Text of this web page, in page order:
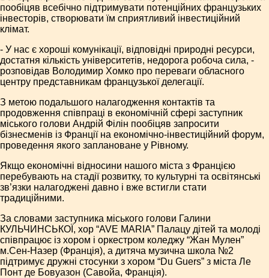
пообіцяв всебічно підтримувати потенційних французьких
інвесторів, створювати їм сприятливий інвестиційний
клімат.
- У нас є хороші комунікації, відповідні природні ресурси,
достатня кількість університетів, недорога робоча сила, -
розповідав Володимир Хомко про переваги обласного
центру представникам французької делегації.
З метою подальшого налагодження контактів та
продовження співпраці в економічній сфері заступник
міського голови Андрій Філін пообіцяв запросити
бізнесменів із Франції на економічно-інвестиційний форум,
проведення якого заплановане у Рівному.
Якщо економічні відносини нашого міста з Францією
перебувають на стадії розвитку, то культурні та освітянські
зв’язки налагоджені давно і вже встигли стати
традиційними.
За словами заступника міського голови Галини
КУЛЬЧИНСЬКОЇ, хор “AVE MARIA” Палацу дітей та молоді
співпрацює із хором і оркестром коледжу “Жан Мулен”
м.Сен-Назер (Франція), а дитяча музична школа №2
підтримує дружні стосунки з хором “Du Guers” з міста Ле
Понт де Бовуазон (Савойа, Франція).